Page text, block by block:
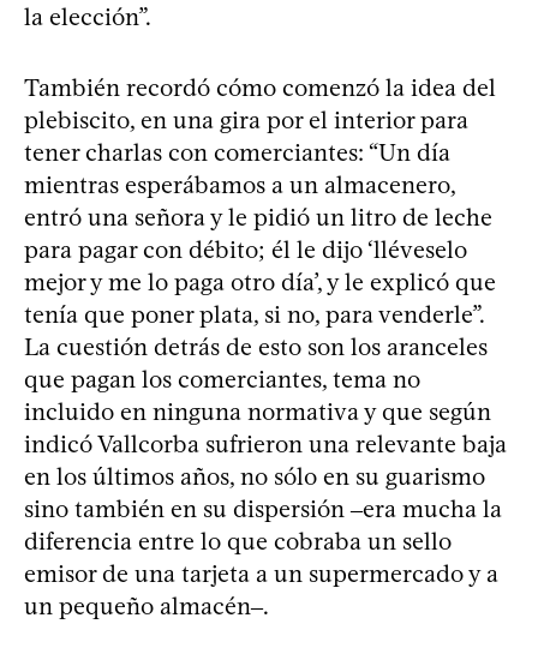
la elección”.
También recordó cómo comenzó la idea del
plebiscito, en una gira por el interior para
tener charlas con comerciantes: “Un día
mientras esperábamos a un almacenero,
entró una señora y le pidió un litro de leche
para pagar con débito; él le dijo ‘lléveselo
mejor y me lo paga otro día’, y le explicó que
tenía que poner plata, si no, para venderle”.
La cuestión detrás de esto son los aranceles
que pagan los comerciantes, tema no
incluido en ninguna normativa y que según
indicó Vallcorba sufrieron una relevante baja
en los últimos años, no sólo en su guarismo
sino también en su dispersión ‒era mucha la
diferencia entre lo que cobraba un sello
emisor de una tarjeta a un supermercado y a
un pequeño almacén‒.